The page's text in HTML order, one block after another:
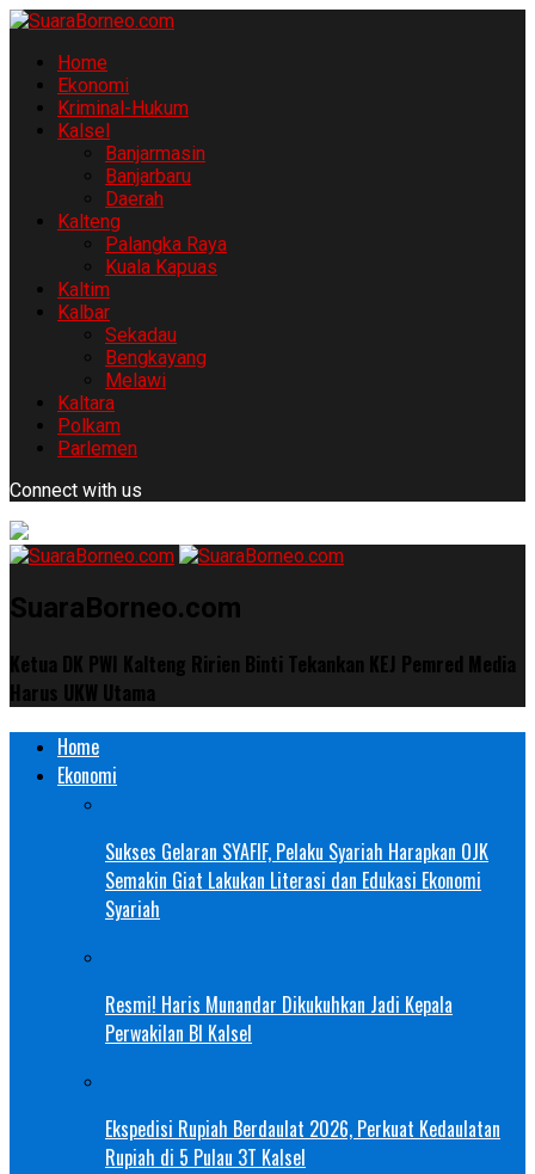
Home
Ekonomi
Kriminal-Hukum
Kalsel
Banjarmasin
Banjarbaru
Daerah
Kalteng
Palangka Raya
Kuala Kapuas
Kaltim
Kalbar
Sekadau
Bengkayang
Melawi
Kaltara
Polkam
Parlemen
Connect with us
SuaraBorneo.com
Ketua DK PWI Kalteng Ririen Binti Tekankan KEJ Pemred Media
Harus UKW Utama
Home
Ekonomi
Sukses Gelaran SYAFIF, Pelaku Syariah Harapkan OJK
Semakin Giat Lakukan Literasi dan Edukasi Ekonomi
Syariah
Resmi! Haris Munandar Dikukuhkan Jadi Kepala
Perwakilan BI Kalsel
Ekspedisi Rupiah Berdaulat 2026, Perkuat Kedaulatan
Rupiah di 5 Pulau 3T Kalsel